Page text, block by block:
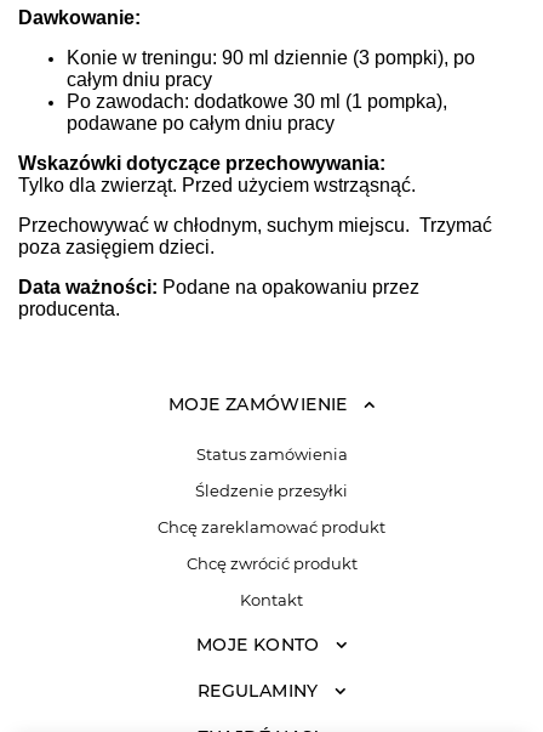
Dawkowanie:
Konie w treningu: 90 ml dziennie (3 pompki), po
całym dniu pracy
Po zawodach: dodatkowe 30 ml (1 pompka),
podawane po całym dniu pracy
Wskazówki dotyczące przechowywania:
Tylko dla zwierząt. Przed użyciem wstrząsnąć.
Przechowywać w chłodnym, suchym miejscu. Trzymać
poza zasięgiem dzieci.
Data ważności: Podane na opakowaniu przez
producenta.
MOJE ZAMÓWIENIE
Status zamówienia
Śledzenie przesyłki
Chcę zareklamować produkt
Chcę zwrócić produkt
Kontakt
MOJE KONTO
REGULAMINY